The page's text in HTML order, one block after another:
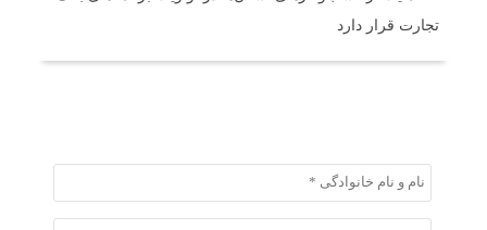
تجارت قرار دارد